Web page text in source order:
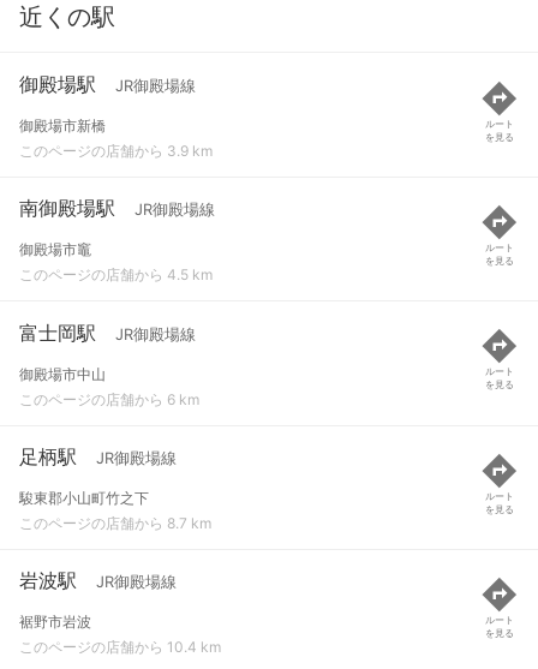
近くの駅
御殿場駅 JR御殿場線
御殿場市新橋
このページの店舗から 3.9 km
ルート
を見る
南御殿場駅 JR御殿場線
御殿場市竈
このページの店舗から 4.5 km
ルート
を見る
富士岡駅 JR御殿場線
御殿場市中山
このページの店舗から 6 km
ルート
を見る
足柄駅 JR御殿場線
駿東郡小山町竹之下
このページの店舗から 8.7 km
ルート
を見る
岩波駅 JR御殿場線
裾野市岩波
このページの店舗から 10.4 km
ルート
を見る